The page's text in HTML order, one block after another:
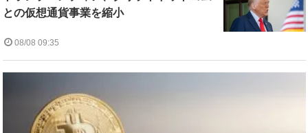
との仮想通貨事業を縮小
08/08 09:35